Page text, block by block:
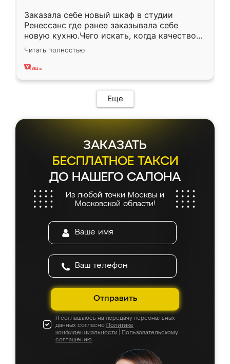
Заказала себе новый шкаф в студии
Ренессанс где ранее заказывала себе
новую кухню.Чего искать, когда качеством
вполне довольна. Служит кухня уже почти
два года, нареканий нет.
Читать полностью
Еще
ЗАКАЗАТЬ
БЕСПЛАТНОЕ ТАКСИ
ДО НАШЕГО САЛОНА
Из любой точки Москвы и
Московской области!
Отправить
Я соглашаюсь на передачу персональных
данных согласно Политике
конфиденциальности
Пользовательскому
соглашению